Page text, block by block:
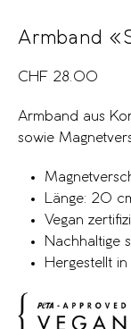
Armband
CHF 28.00
Armband aus
sowie
Länge: 20
Vegan
Nachhaltige
Hergestellt in